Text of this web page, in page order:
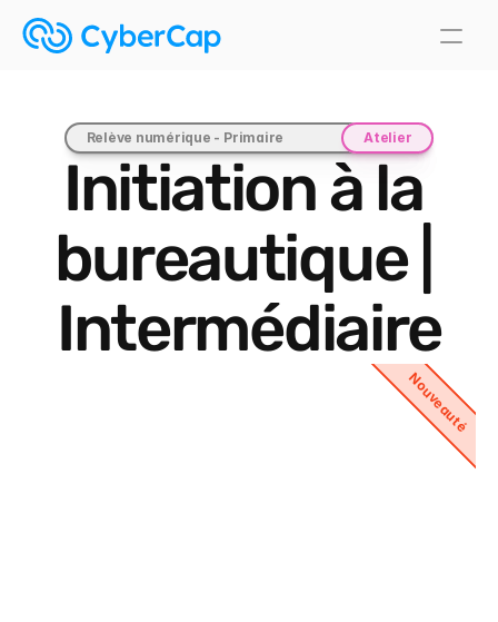
Relève numérique - Primaire Atelier
Initiation à la
bureautique |
Intermédiaire
Nouveauté